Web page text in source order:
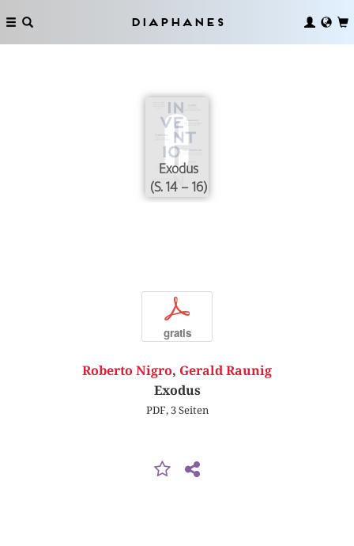
Diaphanes
Exodus
(S. 14 – 16)
p
gratis
Roberto Nigro, Gerald Raunig
Exodus
PDF, 3 Seiten